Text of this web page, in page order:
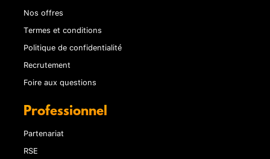
Nos offres
Termes et conditions
Politique de confidentialité
Recrutement
Foire aux questions
Professionnel
Partenariat
RSE